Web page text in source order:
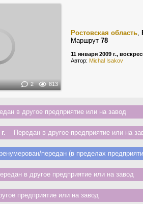
2 813
Ростовская область,
Маршрут 78
11 января 2009 г.,
Автор: Michal Isakov
в другое предприятие или на завод
Передан в другое предприятие или на
передан (в пределах
в другое предприятие или на завод
предприятие или на завод